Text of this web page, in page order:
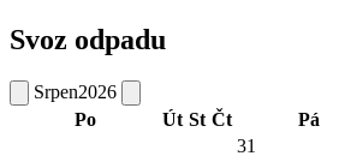
Svoz odpadu
Srpen2026
Po
Út St Čt Pá
31